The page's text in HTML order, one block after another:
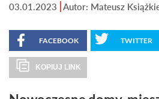
03.01.2023 Autor: Mateusz
FACEBOOK TWITTER
KOPIUJ LINK